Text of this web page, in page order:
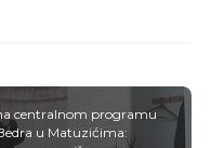
centralnom programu
u Matuzićima: